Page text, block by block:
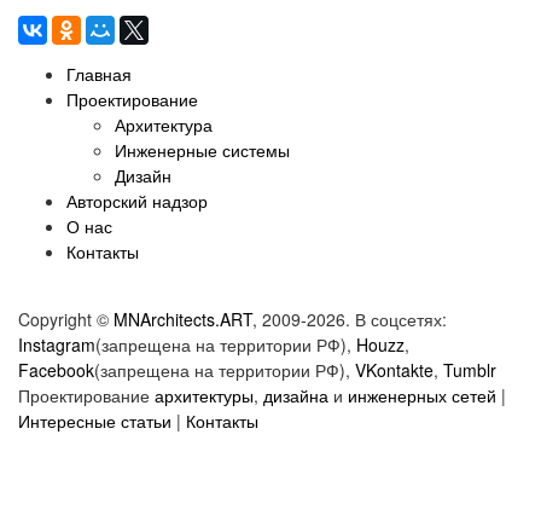
Главная
Проектирование
Архитектура
Инженерные системы
Дизайн
Авторский надзор
О нас
Контакты
Copyright © MNArchitects.ART, 2009-2026. В соцсетях:
Instagram(запрещена на территории РФ), Houzz,
Facebook(запрещена на территории РФ), VKontakte, Tumblr
Проектирование архитектуры, дизайна и инженерных сетей |
Интересные статьи | Контакты